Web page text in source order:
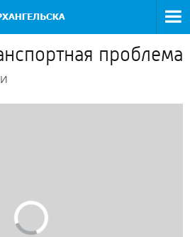
проблема